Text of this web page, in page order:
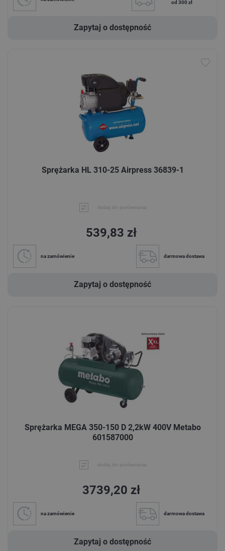
od 300 zł
Zapytaj o dostępność
Sprężarka HL 310-25 Airpress 36839-1
dodaj do porównania
539,83 zł
na zamówienie darmowa dostawa
Zapytaj o dostępność
Sprężarka MEGA 350-150 D 2,2kW 400V Metabo
601587000
dodaj do porównania
3739,20 zł
na zamówienie darmowa dostawa
Zapytaj o dostępność